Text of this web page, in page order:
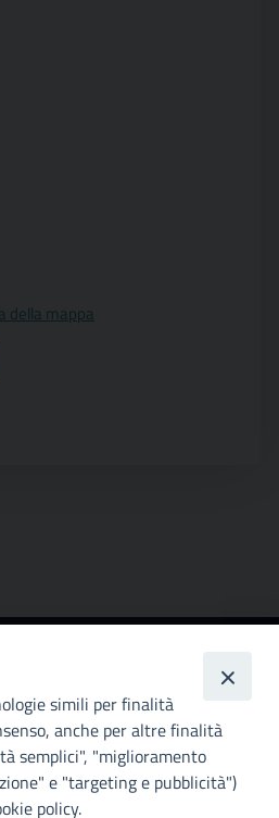
della mappa
di
simili per finalità
anche per altre finalità
semplici", "miglioramento
e "targeting e pubblicità")
policy.